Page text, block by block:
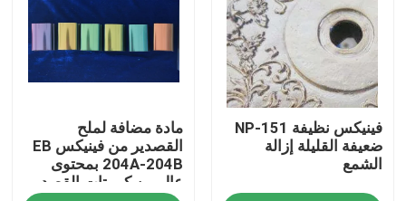
فينيكس نظيفة 151-NP
ضعيفة القليلة إزالة
الشمع
مادة مضافة لملح
القصدير من فينيكس EB
204A-204B بمحتوى
عالٍ من كبريتات القصدير